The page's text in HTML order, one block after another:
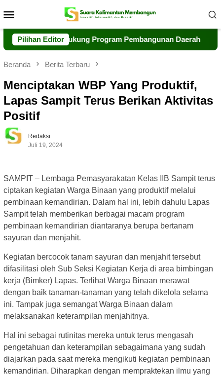
ke
Mobile
Pilihan Editor
Dukung Program Pembangunan Daerah Polri
Beranda Berita Terbaru
Menciptakan WBP Yang Produktif,
Lapas Sampit Terus Berikan Aktivitas
Positif
Redaksi
Juli 19, 2024
SAMPIT – Lembaga Pemasyarakatan Kelas IIB Sampit terus
ciptakan kegiatan Warga Binaan yang produktif melalui
pembinaan kemandirian. Dalam hal ini, lebih dahulu Lapas
Sampit telah memberikan berbagai macam program
pembinaan kemandirian diantaranya berupa bertanam
sayuran dan menjahit.
Kegiatan bercocok tanam sayuran dan menjahit tersebut
difasilitasi oleh Sub Seksi Kegiatan Kerja di area bimbingan
kerja (Bimker) Lapas. Terlihat Warga Binaan merawat
dengan baik tanaman-tanaman yang telah dikelola selama
ini. Tampak juga semangat Warga Binaan dalam
melaksanakan keterampilan menjahitnya.
Hal ini sebagai rutinitas mereka untuk terus mengasah
pengetahuan dan keterampilan sebagaimana yang sudah
diajarkan pada saat mereka mengikuti kegiatan pembinaan
kemandirian. Diharapkan dengan mempraktekan ilmu yang